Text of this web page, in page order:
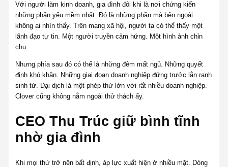
Với người làm kinh doanh, gia đình đôi khi là nơi chứng kiến
những phần yếu mềm nhất. Đó là những phần mà bên ngoài
không ai nhìn thấy. Trên mạng xã hội, người ta có thể thấy một
lãnh đạo tự tin. Một người truyền cảm hứng. Một hình ảnh chỉn
chu.
Nhưng phía sau đó có thể là những đêm mất ngủ. Những quyết
định khó khăn. Những giai đoạn doanh nghiệp đứng trước lằn ranh
sinh tử. Đại dịch là một phép thử lớn với rất nhiều doanh nghiệp.
Clover cũng không nằm ngoài thử thách ấy.
CEO Thu Trúc giữ bình tĩnh
nhờ gia đình
Khi mọi thứ trở nên bất định, áp lực xuất hiện ở nhiều mặt. Dòng